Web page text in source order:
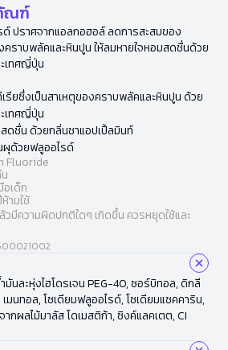
ณฑ์
ปราศจากแอลกอฮอล์ ลดการสะสมของ
คราบพลัคและหินปูน ให้ลมหายใจหอมสดชื่นด้วย
เทศญี่ปุ่น
รียซึ่งเป็นสาเหตุของคราบพลัคและหินปูน ด้วย
เทศญี่ปุ่น
ดชื่น ด้วยกลิ่นชาแอปเปิ้ลมินท์
ผุด้วยฟลูออไรด์
Fluoride
อเด็ก
ามใช้
ล้วมีความผิดปกติใดๆ เกิดขึ้น ควรหยุดใช้และ
มันละหุ่งไฮโดรเจน PEG-40, ซอร์บิทอล, ดิกลี
เมนทอล, โซเดียมฟลูออไรด์, โซเดียมแซคคาริน,
กผลไม้มาลัส โดเมสติก้า, ซิงค์แลคเตต, CI